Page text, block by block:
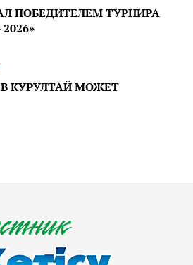
ПОБЕДИТЕЛЕМ ТУРНИРА
КУРУЛТАЙ МОЖЕТ